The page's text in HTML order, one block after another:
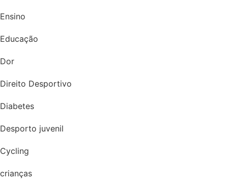
Ensino
Educação
Dor
Direito Desportivo
Diabetes
Desporto juvenil
Cycling
crianças